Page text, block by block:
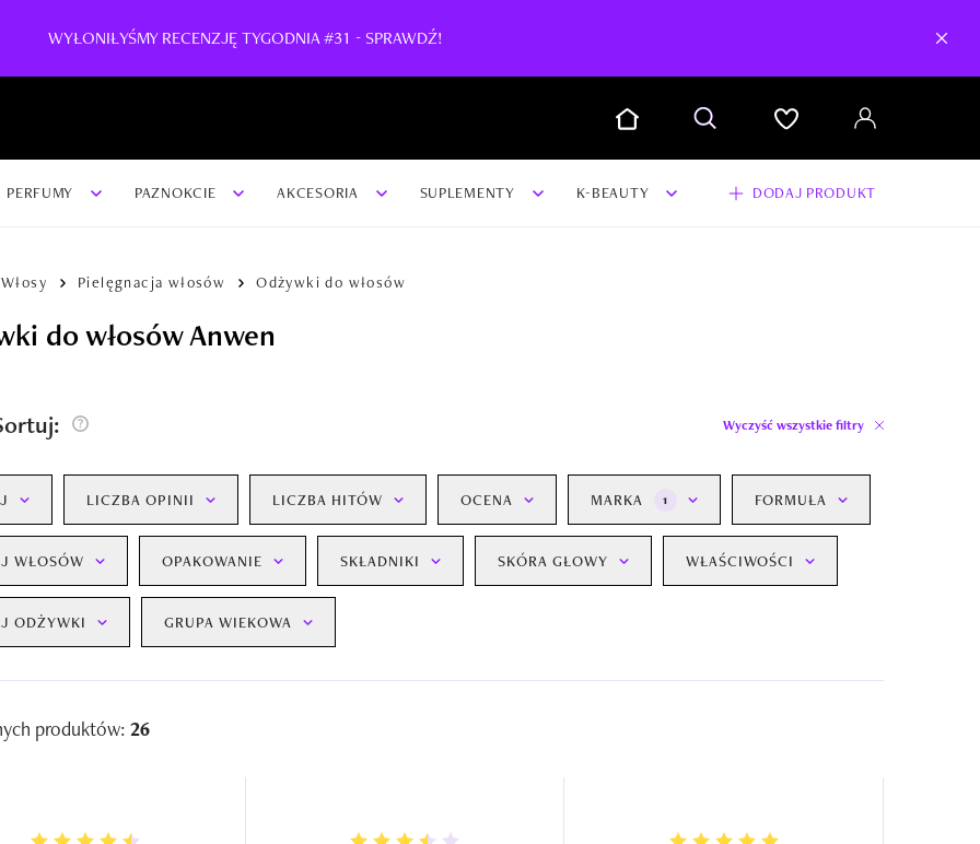
WYŁONIŁYŚMY RECENZJĘ TYGODNIA #31 - SPRAWDŹ!
PERFUMY PAZNOKCIE AKCESORIA SUPLEMENTY K-BEAUTY DODAJ PRODUKT
Włosy Pielęgnacja włosów Odżywki do włosów
do włosów Anwen
Wyczyść wszystkie filtry
LICZBA OPINII LICZBA HITÓW OCENA MARKA 1 FORMUŁA
WŁOSÓW OPAKOWANIE SKŁADNIKI SKÓRA GŁOWY WŁAŚCIWOŚCI
ODŻYWKI GRUPA WIEKOWA
produktów: 26